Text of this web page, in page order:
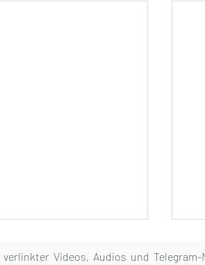
Videos, Audios und